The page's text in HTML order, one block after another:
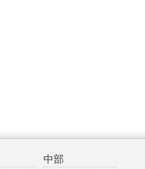
中部